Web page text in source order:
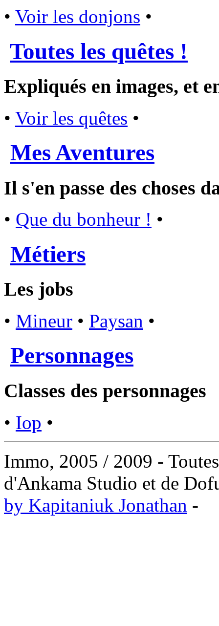
• Voir les donjons •
Toutes les quêtes !
Expliqués en images, et
• Voir les quêtes •
Mes Aventures
Il s'en passe des choses
• Que du bonheur ! •
Métiers
Les jobs
• Mineur • Paysan •
Personnages
Classes des personnages
• Iop •
Immo, 2005 / 2009 -
d'Ankama Studio et de
by Kapitaniuk Jonathan -